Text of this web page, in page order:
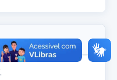
Anexos